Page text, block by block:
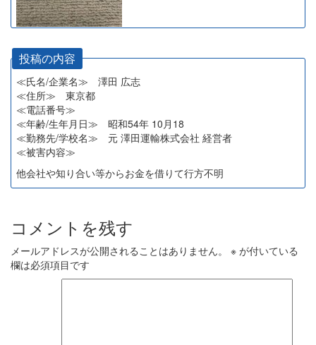
投稿の内容
≪氏名/企業名≫ 澤田 広志
≪住所≫ 東京都
≪電話番号≫
≪年齢/生年月日≫ 昭和54年 10月18
≪勤務先/学校名≫ 元 澤田運輸株式会社 経営者
≪被害内容≫
他会社や知り合い等からお金を借りて行方不明
コメントを残す
メールアドレスが公開されることはありません。 ※ が付いている
欄は必須項目です